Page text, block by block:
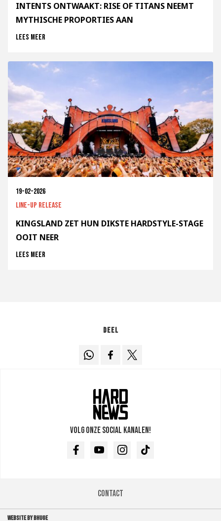
INTENTS ONTWAAKT: RISE OF TITANS NEEMT
MYTHISCHE PROPORTIES AAN
Lees meer
19-02-2026
Line-up release
KINGSLAND ZET HUN DIKSTE HARDSTYLE-STAGE
OOIT NEER
Lees meer
Deel
Volg onze social kanalen!
FacebookYoutubeInstagramTikTok
Contact
WEBSITE BY BHUGE